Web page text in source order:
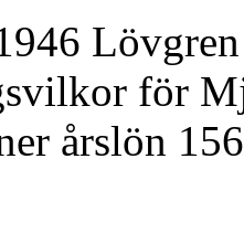
för
årslön